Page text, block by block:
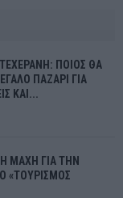
ΠΟΙΟΣ ΘΑ
ΠΑΖΑΡΙ ΓΙΑ
ΚΑΙ...
ΜΑΧΗ ΓΙΑ ΤΗΝ
«ΤΟΥΡΙΣΜΟΣ